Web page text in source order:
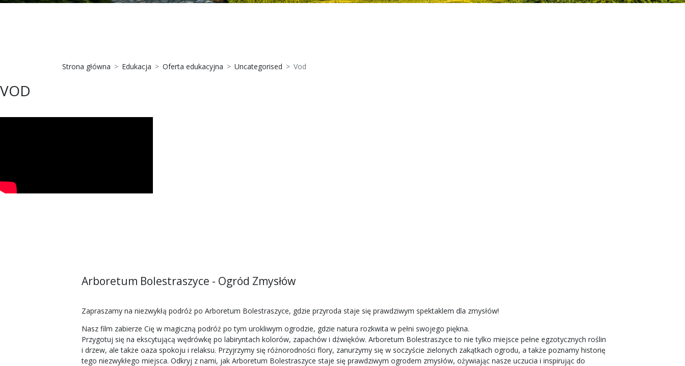
Strona główna Edukacja Oferta edukacyjna Uncategorised Vod
VOD
Arboretum Bolestraszyce - Ogród Zmysłów
Zapraszamy na niezwykłą podróż po Arboretum Bolestraszyce, gdzie przyroda staje się prawdziwym spektaklem dla zmysłów!
Nasz film zabierze Cię w magiczną podróż po tym urokliwym ogrodzie, gdzie natura rozkwita w pełni swojego piękna.
Przygotuj się na ekscytującą wędrówkę po labiryntach kolorów, zapachów i dźwięków. Arboretum Bolestraszyce to nie tylko miejsce pełne egzotycznych roślin
i drzew, ale także oaza spokoju i relaksu. Przyjrzymy się różnorodności flory, zanurzymy się w soczyście zielonych zakątkach ogrodu, a także poznamy historię
tego niezwykłego miejsca. Odkryj z nami, jak Arboretum Bolestraszyce staje się prawdziwym ogrodem zmysłów, ożywiając nasze uczucia i inspirując do